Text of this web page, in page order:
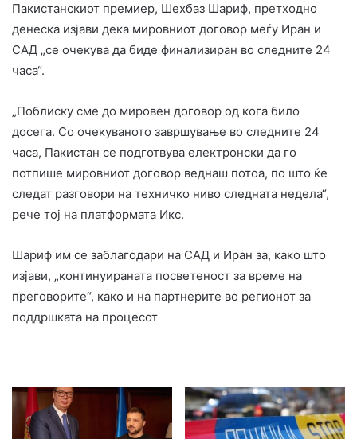
Пакистанскиот премиер, Шехбаз Шариф, претходно
денеска изјави дека мировниот договор меѓу Иран и
САД „се очекува да биде финализиран во следните 24
часа“.
„Поблиску сме до мировен договор од кога било
досега. Со очекуваното завршување во следните 24
часа, Пакистан се подготвува електронски да го
потпише мировниот договор веднаш потоа, по што ќе
следат разговори на техничко ниво следната недела“,
рече тој на платформата Икс.
Шариф им се заблагодари на САД и Иран за, како што
изјави, „континуираната посветеност за време на
преговорите“, како и на партнерите во регионот за
поддршката на процесот